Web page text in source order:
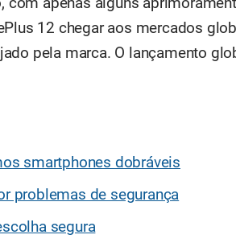
12 chegar aos mercados
pela marca. O lançamento
smartphones dobráveis
problemas de segurança
segura